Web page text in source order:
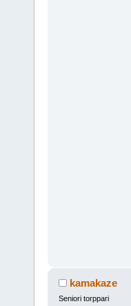
kamakaze
Seniori torppari